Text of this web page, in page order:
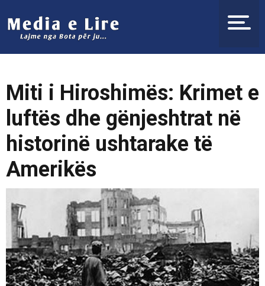
Miti i Hiroshimës: Krimet e
luftës dhe gënjeshtrat në
historinë ushtarake të
Amerikës